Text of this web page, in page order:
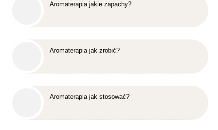
Aromaterapia jakie zapachy?
Aromaterapia jak zrobić?
Aromaterapia jak stosować?